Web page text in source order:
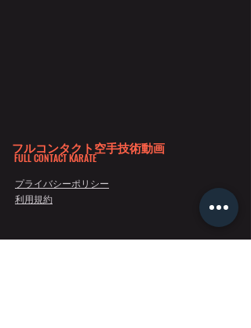
フルコンタクト空手技術動画
FULL CONTACT KARATE
プライバシーポリシー
利用規約